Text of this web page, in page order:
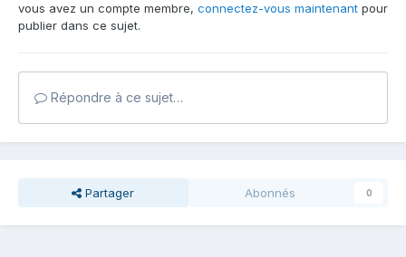
vous avez un compte membre, connectez-vous maintenant pour
publier dans ce sujet.
Répondre à ce sujet…
Partager Abonnés 0